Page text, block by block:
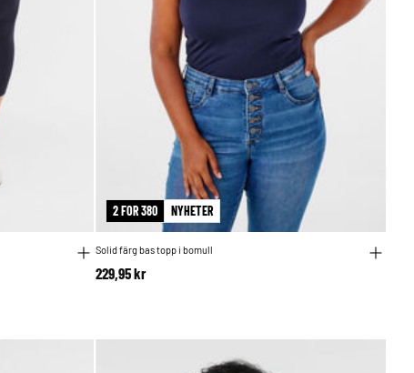
2 FOR 380 NYHETER
Solid färg bas topp i bomull
229,95 kr